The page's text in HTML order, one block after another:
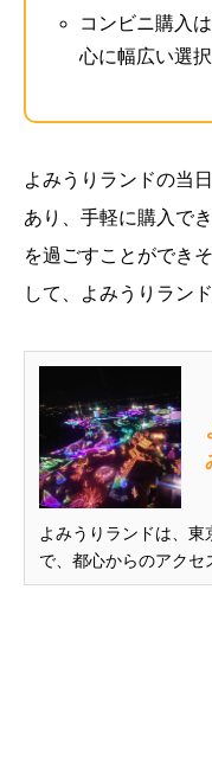
コンビニ購入
心に幅広い選択
よみうりランドの当
あり、手軽に購入で
を過ごすことができ
して、よみうりラン
よみうりランドは、
で、都心からのアクセ
ル、友人たちに愛されています。 園内